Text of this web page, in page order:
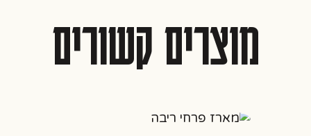
מוצרים קשורים